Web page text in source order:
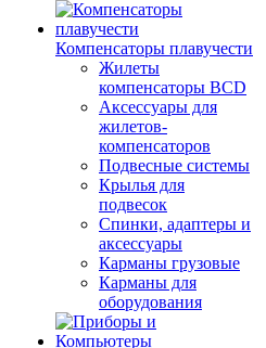
Компенсаторы плавучести
Жилеты
компенсаторы BCD
Аксессуары для
жилетов-
компенсаторов
Подвесные системы
Крылья для
подвесок
Спинки, адаптеры и
аксессуары
Карманы грузовые
Карманы для
оборудования